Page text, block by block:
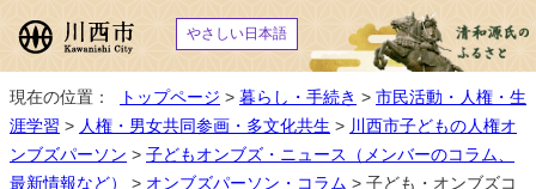
やさしい日本語
現在の位置： トップページ > 暮らし・手続き > 市民活動・人権・生
涯学習 > 人権・男女共同参画・多文化共生 > 川西市子どもの人権オ
ンブズパーソン > 子どもオンブズ・ニュース（メンバーのコラム、
最新情報など）
> オンブズパーソン・コラム > 子ども・オンブズコ